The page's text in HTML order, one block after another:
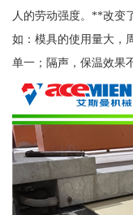
人的劳动强度。**改变
如：模具的使用量大，
单一；隔声，保温效果